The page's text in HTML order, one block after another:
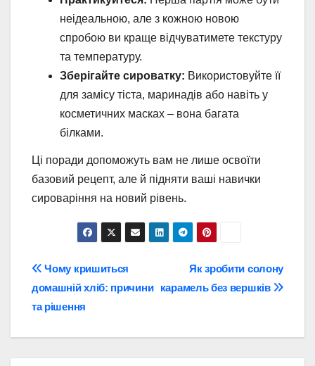
неідеальною, але з кожною новою
спробою ви краще відчуватимете текстуру
та температуру.
Зберігайте сироватку: Використовуйте її
для замісу тіста, маринадів або навіть у
косметичних масках – вона багата
білками.
Ці поради допоможуть вам не лише освоїти
базовий рецепт, але й підняти ваші навички
сироваріння на новий рівень.
Навігація
записів
Як зробити солону
карамель без вершків
Чому кришиться
домашній хліб: причини
та рішення